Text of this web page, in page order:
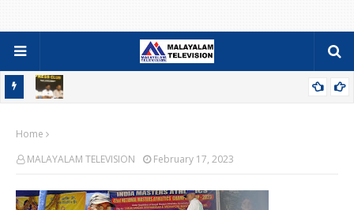
9ന്
Home
MALAYALAM TELEVISION
February 17, 2023